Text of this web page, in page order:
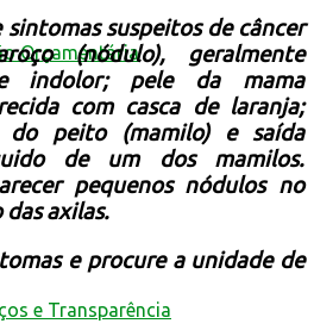
Orçamentária
e Transparência
sintomas suspeitos de câncer
(nódulo), geralmente
indolor; pele da mama
com casca de laranja;
do peito (mamilo) e saída
de um dos mamilos.
pequenos nódulos no
das axilas.
e procure a unidade de